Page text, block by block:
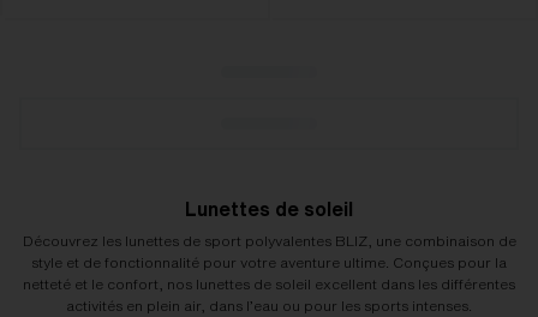
Lunettes de soleil
Découvrez les lunettes de sport polyvalentes BLIZ, une combinaison de
style et de fonctionnalité pour votre aventure ultime. Conçues pour la
netteté et le confort, nos lunettes de soleil excellent dans les différentes
activités en plein air, dans l’eau ou pour les sports intenses.